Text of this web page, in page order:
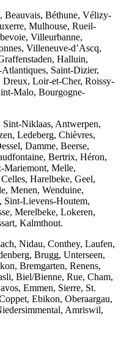
Beauvais, Béthune, Vélizy-
Mulhouse, Rueil-
Villeurbanne,
Villeneuve-d’Ascq,
Halluin,
Saint-Dizier,
Loir-et-Cher, Roissy-
Malo, Bourgogne-
Niklaas, Antwerpen,
Ledeberg, Chièvres,
Damme, Beerse,
Bertrix, Héron,
Mariemont, Melle,
Harelbeke, Geel,
Menen, Wenduine,
Sint-Lievens-Houtem,
Merelbeke, Lokeren,
Kalmthout.
Nidau, Conthey, Laufen,
Brugg, Unterseen,
Bremgarten, Renens,
Biel/Bienne, Rue, Cham,
Emmen, Sierre, St.
Ebikon, Oberaargau,
Amriswil,